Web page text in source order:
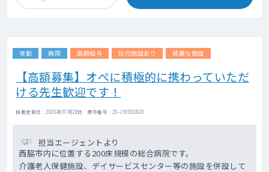
当直医が来る18:00まで待機をお願いする
日もあります。（ウォークインで来られる患
■主な対応
・病棟
受け持ち患者数：応相談
常勤 病院 高額給与 託児施設あり 綺麗な施設
【高額募集】オペに積極的に携わっていただ
ける先生歓迎です！
掲載更新日 : 2026年07月28日 案件番号 : 25-JW302829
担当エージェントより
西脇市内に位置する200床規模の総合病院です。
介護老人保健施設、デイサービスセンター等の施設を併設して